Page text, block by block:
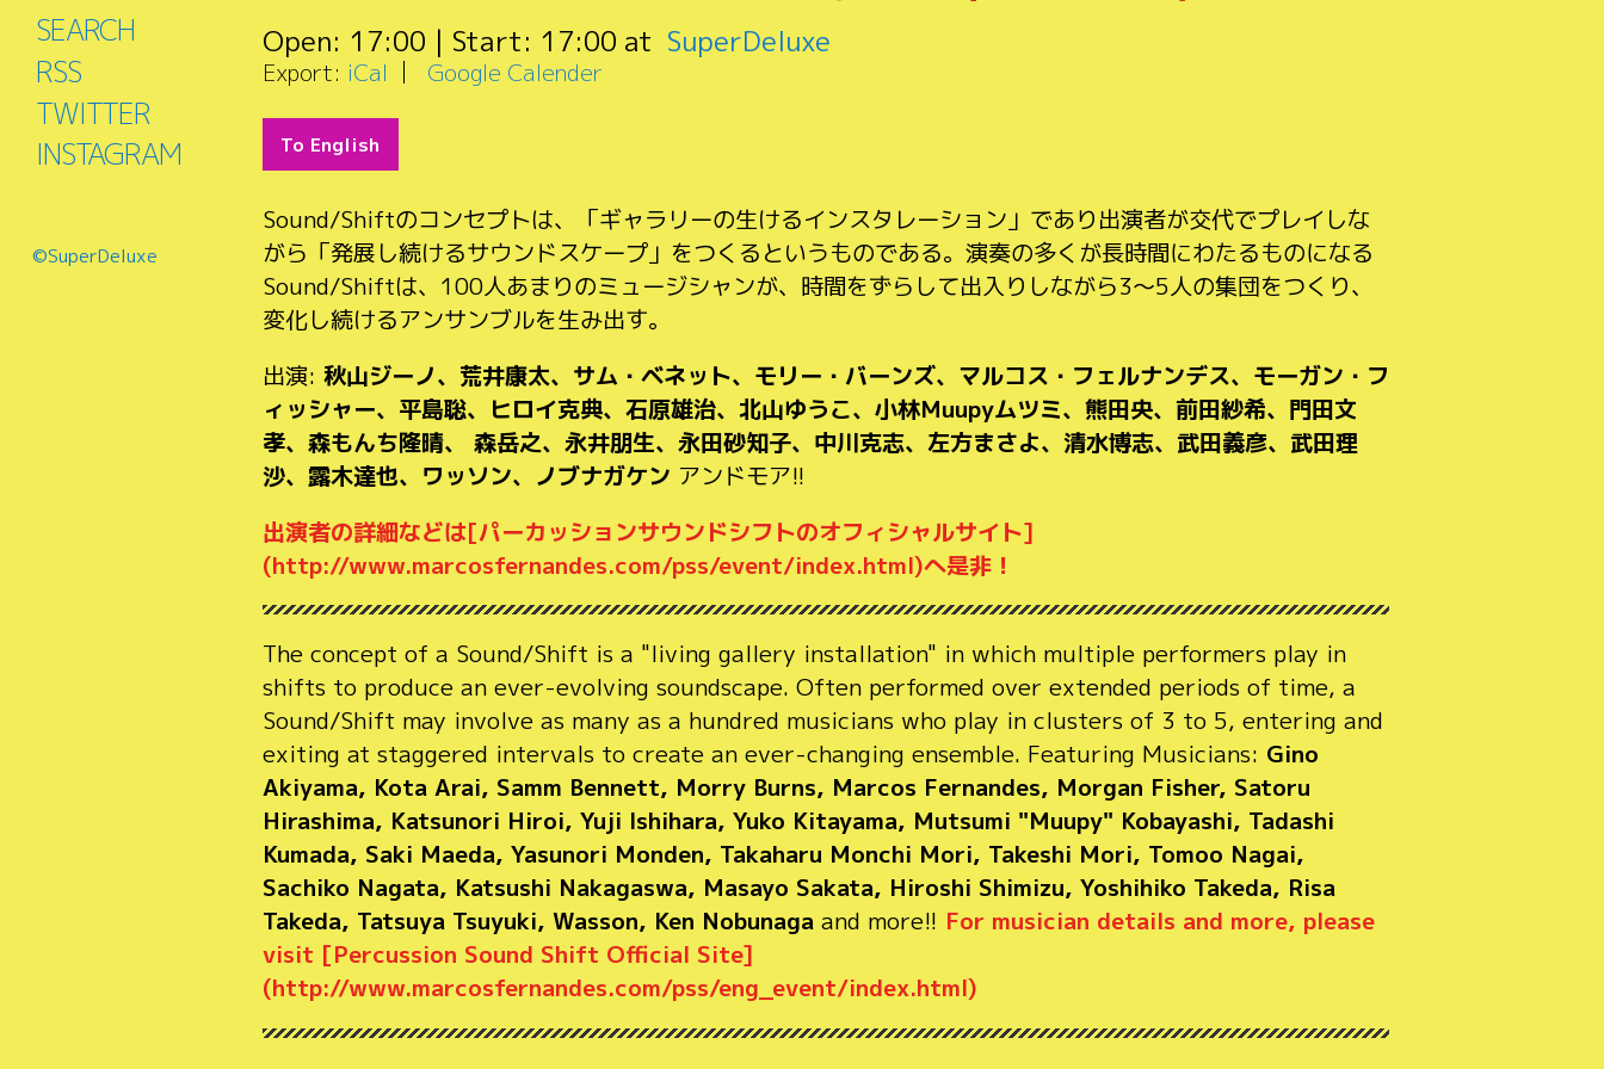
SEARCH
RSS
TWITTER
INSTAGRAM
©SuperDeluxe
Open: 17:00 | Start: 17:00 SuperDeluxe
Export: iCal Google Calender
To English
Sound/Shiftのコンセプトは、「ギャラリーの生けるインスタレーション」であり出演者が交代でプレイしな
がら「発展し続けるサウンドスケープ」をつくるというものである。演奏の多くが長時間にわたるものになる
Sound/Shiftは、100人あまりのミュージシャンが、時間をずらして出入りしながら3～5人の集団をつくり、
変化し続けるアンサンブルを生み出す。
出演: 秋山ジーノ、荒井康太、サム・ベネット、モリー・バーンズ、マルコス・フェルナンデス、モーガン・フ
ィッシャー、平島聡、ヒロイ克典、石原雄治、北山ゆうこ、小林Muupyムツミ、熊田央、前田紗希、門田文
孝、森もんち隆晴、 森岳之、永井朋生、永田砂知子、中川克志、左方まさよ、清水博志、武田義彦、武田理
沙、露木達也、ワッソン、ノブナガケン アンドモア!!
出演者の詳細などは[パーカッションサウンドシフトのオフィシャルサイト]
(http://www.marcosfernandes.com/pss/event/index.html)へ是非！
The concept of a Sound/Shift is a "living gallery installation" in which multiple performers play in
shifts to produce an ever-evolving soundscape. Often performed over extended periods of time, a
Sound/Shift may involve as many as a hundred musicians who play in clusters of 3 to 5, entering and
exiting at staggered intervals to create an ever-changing ensemble. Featuring Musicians: Gino
Akiyama, Kota Arai, Samm Bennett, Morry Burns, Marcos Fernandes, Morgan Fisher, Satoru
Hirashima, Katsunori Hiroi, Yuji Ishihara, Yuko Kitayama, Mutsumi "Muupy" Kobayashi, Tadashi
Kumada, Saki Maeda, Yasunori Monden, Takaharu Monchi Mori, Takeshi Mori, Tomoo Nagai,
Sachiko Nagata, Katsushi Nakagaswa, Masayo Sakata, Hiroshi Shimizu, Yoshihiko Takeda, Risa
Takeda, Tatsuya Tsuyuki, Wasson, Ken Nobunaga and more!! For musician details and more, please
visit [Percussion Sound Shift Official Site]
(http://www.marcosfernandes.com/pss/eng_event/index.html)